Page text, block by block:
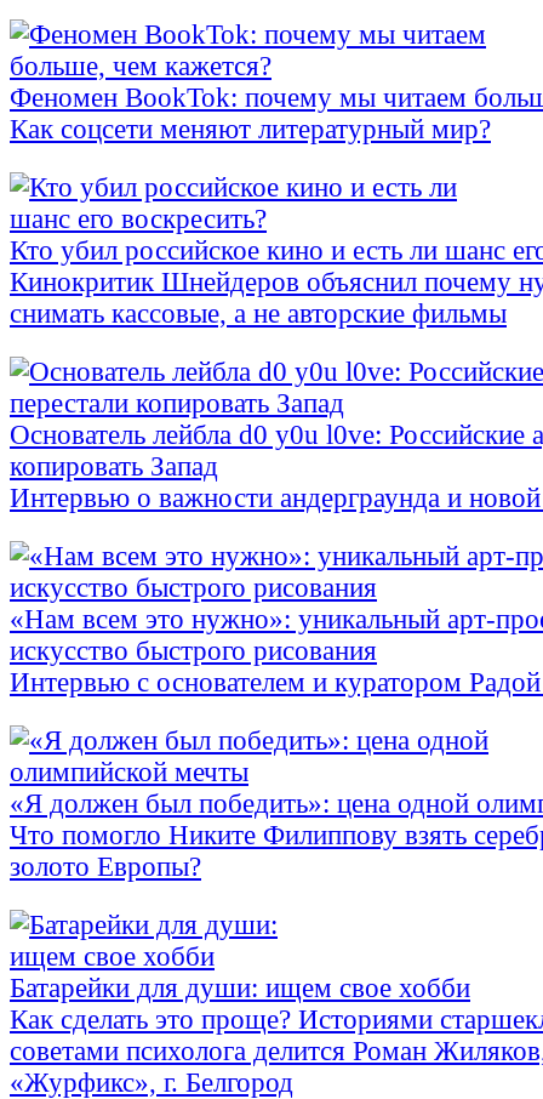
Феномен BookTok: почему мы читаем
Как соцсети меняют литературный мир?
Кто убил российское кино и есть ли шанс
Кинокритик Шнейдеров объяснил почему
снимать кассовые, а не авторские фильмы
Основатель лейбла d0 y0u l0ve: Российские
копировать Запад
Интервью о важности андерграунда и
«Нам всем это нужно»: уникальный арт-
искусство быстрого рисования
Интервью с основателем и куратором
«Я должен был победить»: цена одной
Что помогло Никите Филиппову взять
золото Европы?
Батарейки для души: ищем свое хобби
Как сделать это проще? Историями
советами психолога делится Роман
«Журфикс», г. Белгород